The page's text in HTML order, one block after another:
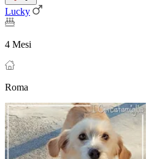
Lucky
4 Mesi
Roma